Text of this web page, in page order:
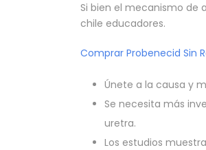
Si bien el mecanismo
chile educadores.
Comprar Probenecid Sin
Únete a la causa y
Se necesita más
uretra.
Los estudios